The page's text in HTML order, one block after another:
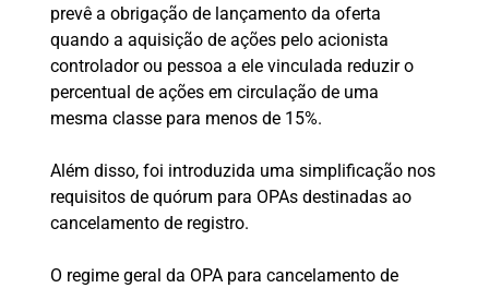
prevê a obrigação de lançamento da oferta
quando a aquisição de ações pelo acionista
controlador ou pessoa a ele vinculada reduzir o
percentual de ações em circulação de uma
mesma classe para menos de 15%.
Além disso, foi introduzida uma simplificação nos
requisitos de quórum para OPAs destinadas ao
cancelamento de registro.
O regime geral da OPA para cancelamento de